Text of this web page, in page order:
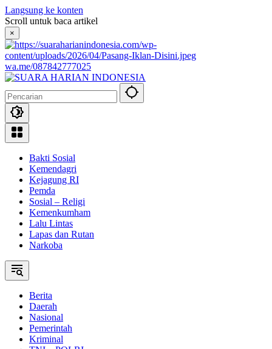
Langsung ke konten
Scroll untuk baca artikel
×
wa.me/087842777025
Bakti Sosial
Kemendagri
Kejagung RI
Pemda
Sosial – Religi
Kemenkumham
Lalu Lintas
Lapas dan Rutan
Narkoba
Berita
Daerah
Nasional
Pemerintah
Kriminal